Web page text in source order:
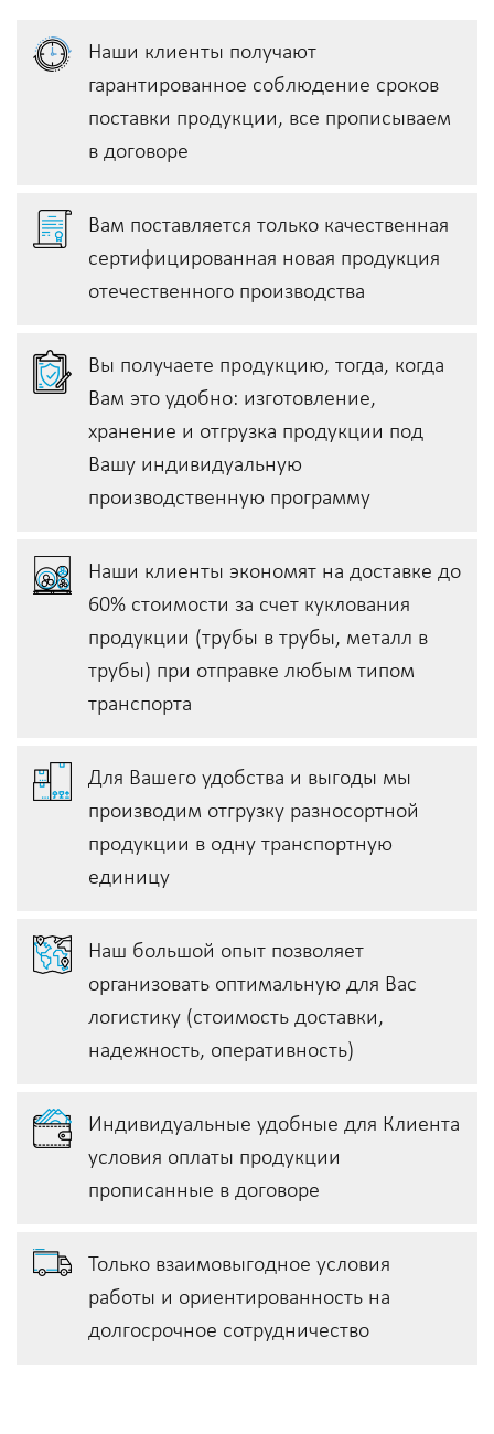
Наши клиенты получают
гарантированное соблюдение сроков
поставки продукции, всe прописываем
в договоре
Вам поставляется только качественная
сертифицированная новая продукция
отечественного производства
Вы получаете продукцию, тогда, когда
Вам это удобно: изготовление,
хранение и отгрузка продукции под
Вашу индивидуальную
производственную программу
Наши клиенты экономят на доставке до
60% стоимости за счет куклования
продукции (трубы в трубы, металл в
трубы) при отправке любым типом
транспорта
Для Вашего удобства и выгоды мы
производим отгрузку разносортной
продукции в одну транспортную
единицу
Наш большой опыт позволяет
организовать оптимальную для Вас
логистику (стоимость доставки,
надежность, оперативность)
Индивидуальные удобные для Клиента
условия оплаты продукции
прописанные в договоре
Только взаимовыгодное условия
работы и ориентированность на
долгосрочное сотрудничество